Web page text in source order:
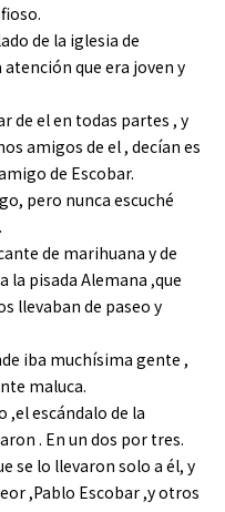
de la iglesia de
que era joven y
de el en todas partes , y
amigos de el , decían es
de Escobar.
pero nunca escuché
de marihuana y de
la pisada Alemana ,que
llevaban de paseo y
iba muchísima gente ,
maluca.
,el escándalo de la
. En un dos por tres.
se lo llevaron solo a él, y
,Pablo Escobar ,y otros